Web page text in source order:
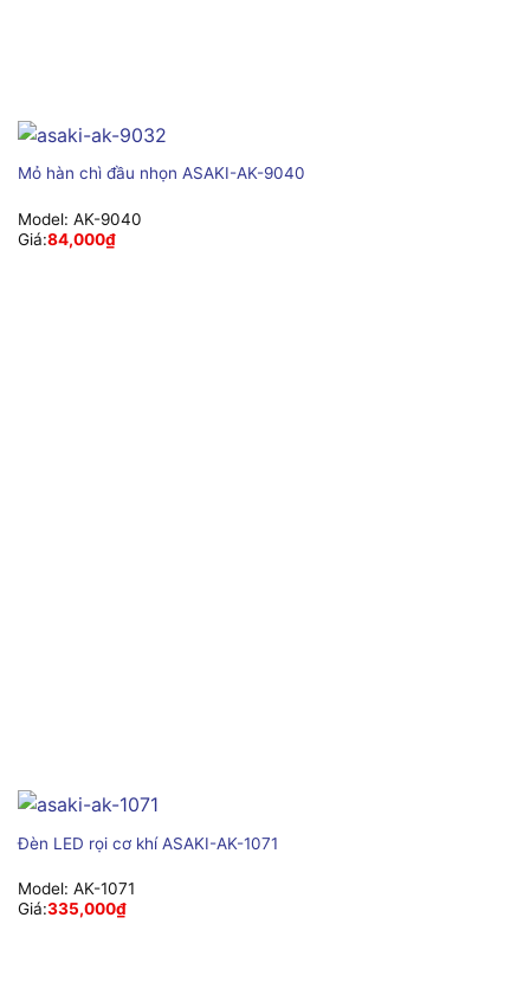
Mỏ hàn chì đầu nhọn ASAKI-AK-9040
Model: AK-9040
Giá:84,000₫
Đèn LED rọi cơ khí ASAKI-AK-1071
Model: AK-1071
Giá:335,000₫